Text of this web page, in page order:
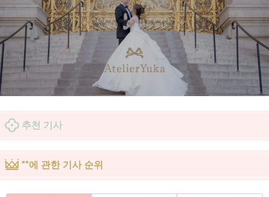
추천 기사
""에 관한 기사 순위